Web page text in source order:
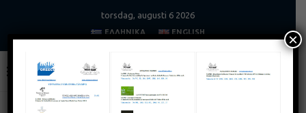
torsdag, augusti 6 2026
ΕΛΛΗΝΙΚΆ ENGLISH ×